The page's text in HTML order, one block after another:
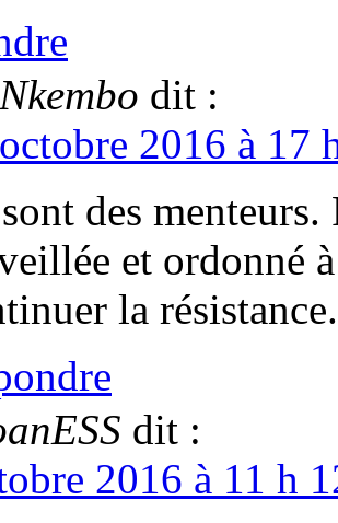
Nkembo dit :
2016 à 17
des
et ordonné
la
dit :
2016 à 11 h